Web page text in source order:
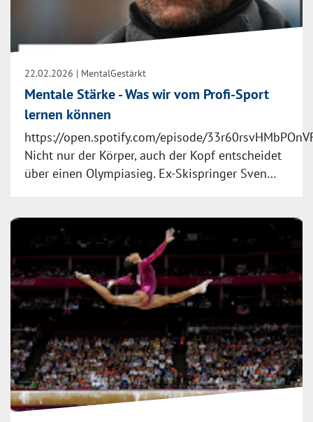
22.02.2026 | MentalGestärkt
Mentale Stärke - Was wir vom Profi-Sport
lernen können
https://open.spotify.com/episode/
Nicht nur der Körper, auch der Kopf entscheidet
über einen Olympiasieg. Ex-Skispringer Sven…